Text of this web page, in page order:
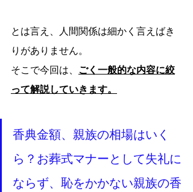
とは言え、人間関係は細かく言えばき
りがありません。
そこで今回は、 ごく一般的な内容に絞
って解説していきます。
香典金額、親族の相場はいく
ら？お葬式マナーとして失礼に
ならず、恥をかかない親族の香